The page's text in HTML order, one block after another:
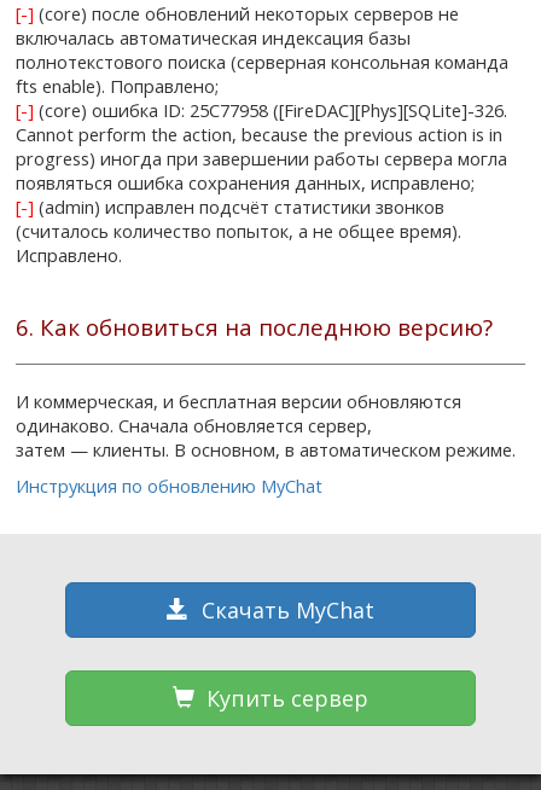
[-] (core) после обновлений некоторых серверов не
включалась автоматическая индексация базы
полнотекстового поиска (серверная консольная команда
fts enable). Поправлено;
[-] (core) ошибка ID: 25C77958 ([FireDAC][Phys][SQLite]-326.
Cannot perform the action, because the previous action is in
progress) иногда при завершении работы сервера могла
появляться ошибка сохранения данных, исправлено;
[-] (admin) исправлен подсчёт статистики звонков
(считалось количество попыток, а не общее время).
Исправлено.
6. Как обновиться на последнюю версию?
И коммерческая, и бесплатная версии обновляются
одинаково. Сначала обновляется сервер,
затем — клиенты. В основном, в автоматическом режиме.
Инструкция по обновлению MyChat
Скачать MyChat
Купить сервер